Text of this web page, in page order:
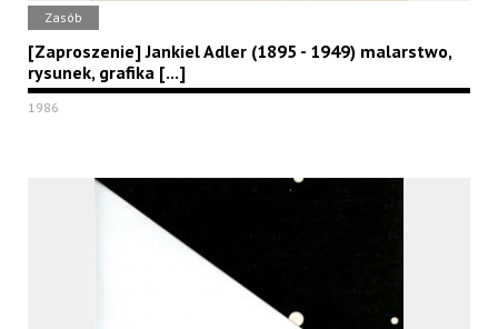
Zasób
[Zaproszenie] Jankiel Adler (1895 - 1949) malarstwo,
rysunek, grafika [...]
1986